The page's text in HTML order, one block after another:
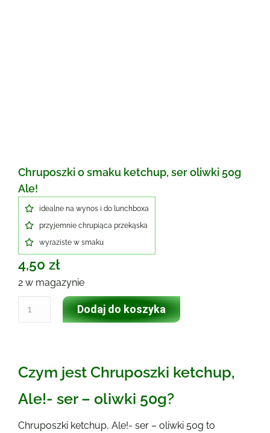
Chruposzki o smaku ketchup, ser oliwki 50g
Ale!
idealne na wynos i do lunchboxa
przyjemnie chrupiąca przekąska
wyraziste w smaku
4,50 zł
2 w magazynie
Dodaj do koszyka
Czym jest Chruposzki ketchup,
Ale!- ser – oliwki 50g?
Chruposzki ketchup, Ale!- ser – oliwki 50g to